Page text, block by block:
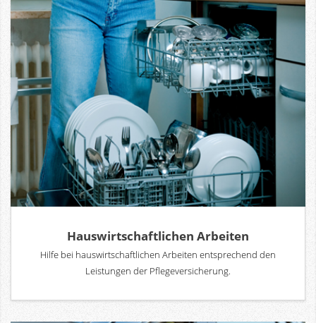
Hauswirtschaftlichen Arbeiten
Hilfe bei hauswirtschaftlichen Arbeiten entsprechend den
Leistungen der Pflegeversicherung.